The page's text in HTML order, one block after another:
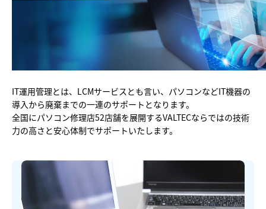
IT運用管理とは、LCMサービスとも言い、パソコンなどIT機器の
導入から廃棄までの一連のサポートとなります。
全国にパソコン修理店52店舗を展開するVALTECならではの技術
力の高さと安心体制でサポートいたします。